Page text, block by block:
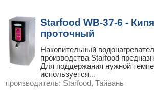
Starfood WB-37-6 -
проточный
Накопительный
производства Starfood
Для поддержания нужной
используется...
производитель: Starfood, Тайвань